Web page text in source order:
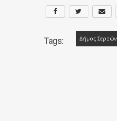
Tags: Δήμος Σερρών